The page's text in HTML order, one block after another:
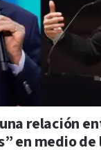
relación
en medio de